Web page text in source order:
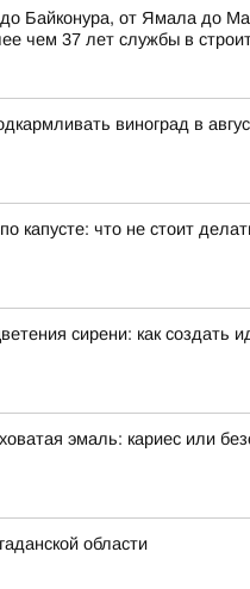
Байконура, от Ямала до
чем 37 лет службы в
виноград в
капусте: что не стоит
сирени: как создать
эмаль: кариес или
области